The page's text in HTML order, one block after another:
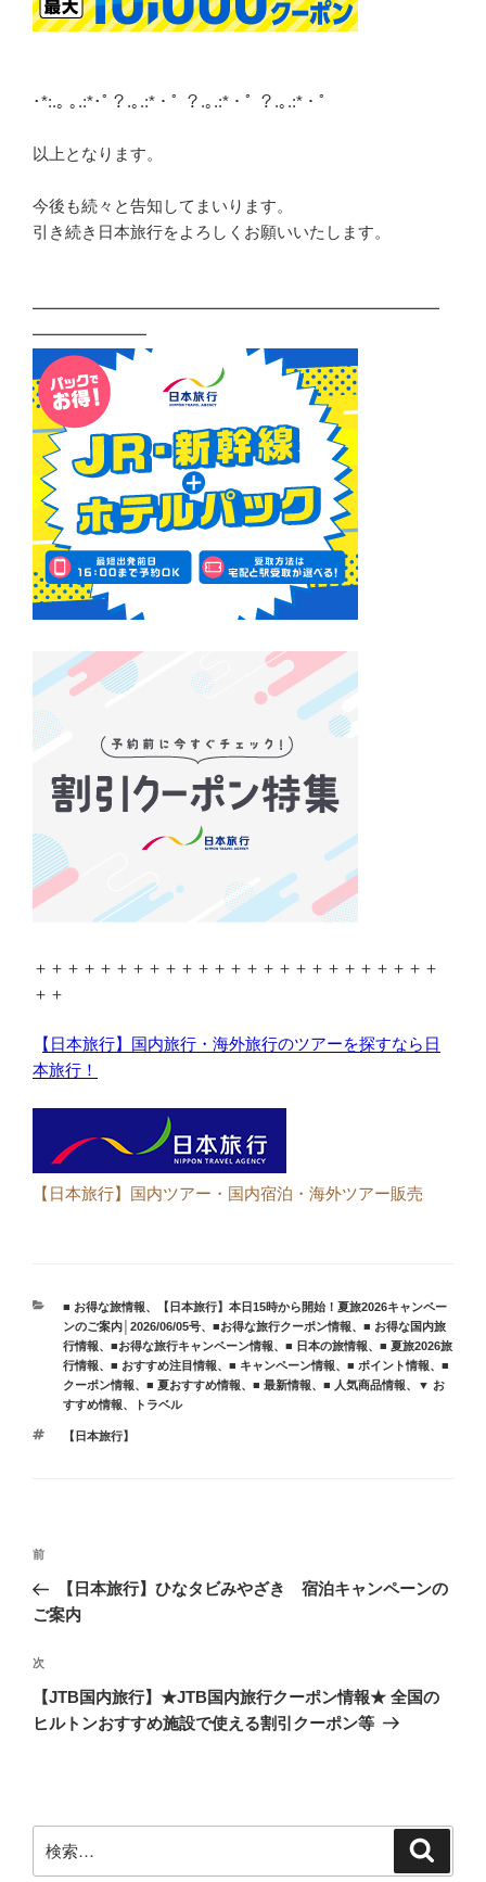
･*:.｡ ｡.:*･ﾟ？.｡.:*・ﾟ ？.｡.:*・ﾟ ？.｡.:*・ﾟ
以上となります。
今後も続々と告知してまいります。
引き続き日本旅行をよろしくお願いいたします。
━━━━━━━━━━━━━━━━━━━━━━━━━
━━━━━━━
＋＋＋＋＋＋＋＋＋＋＋＋＋＋＋＋＋＋＋＋＋＋＋＋＋
＋＋
【日本旅行】国内旅行・海外旅行のツアーを探すなら日
本旅行！
【日本旅行】国内ツアー・国内宿泊・海外ツアー販売
カ
テ
ゴ
リ
ー
■ お得な旅情報、
【日本旅行】本日15時から開始！夏旅2026キャンペー
ンのご案内│2026/06/05号、 ■お得な旅行クーポン情報、 ■ お得な国内旅
行情報、 ■お得な旅行キャンペーン情報、 ■ 日本の旅情報、 ■ 夏旅2026旅
行情報、 ■ おすすめ注目情報、 ■ キャンペーン情報、 ■ ポイント情報、 ■
クーポン情報、 ■ 夏おすすめ情報、 ■ 最新情報、 ■ 人気商品情報、
▼ お
すすめ情報、 トラベル
タ
【日本旅行】
投
ナ
ゲ
ー
シ
前
の
投
前
【日本旅行】ひなタビみやざき 宿泊キャンペーンの
ご案内
次
の
投
次
【JTB国内旅行】★JTB国内旅行クーポン情報★ 全国の
ヒルトンおすすめ施設で使える割引クーポン等
索: